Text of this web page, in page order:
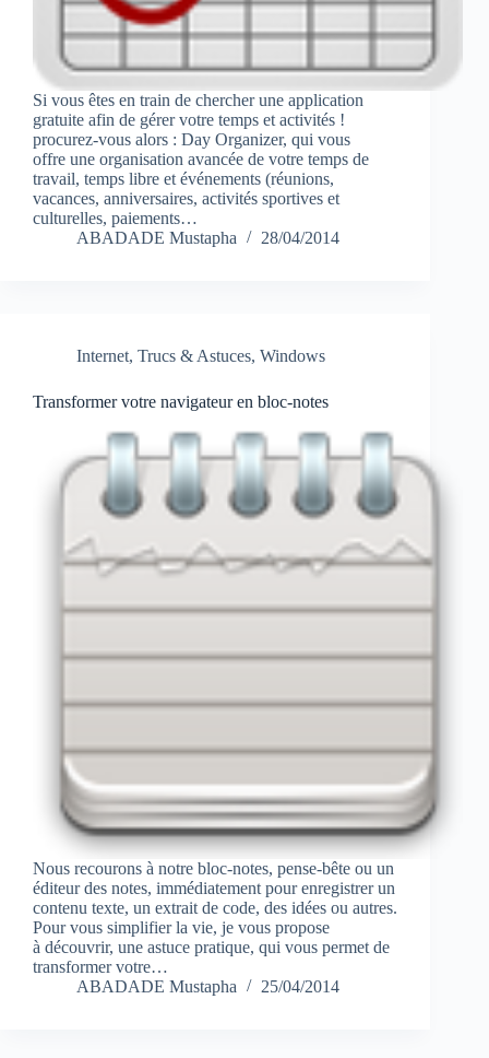
Si vous êtes en train de chercher une application
gratuite afin de gérer votre temps et activités !
procurez-vous alors : Day Organizer, qui vous
offre une organisation avancée de votre temps de
travail, temps libre et événements (réunions,
vacances, anniversaires, activités sportives et
culturelles, paiements…
ABADADE Mustapha
28/04/2014
Internet, Trucs & Astuces, Windows
Transformer votre navigateur en bloc-notes
Nous recourons à notre bloc-notes, pense-bête ou un
éditeur des notes, immédiatement pour enregistrer un
contenu texte, un extrait de code, des idées ou autres.
Pour vous simplifier la vie, je vous propose
à découvrir, une astuce pratique, qui vous permet de
transformer votre…
ABADADE Mustapha
25/04/2014